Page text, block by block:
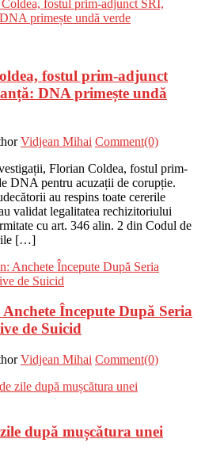
fostul prim-adjunct
DNA primește undă
Vidjean Mihai Comment(0)
Florian Coldea, fostul prim-
DNA pentru acuzații de corupție.
au respins toate cererile
validat legalitatea rechizitoriului
cu art. 346 alin. 2 din Codul de
[…]
Începute După Seria
de Suicid
Vidjean Mihai Comment(0)
după mușcătura unei